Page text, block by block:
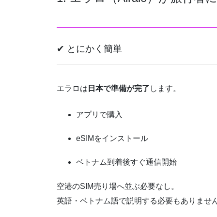
✔ とにかく簡単
エラロは 日本で準備が完了 します。
アプリで購入
eSIMをインストール
ベトナム到着後すぐ通信開始
空港のSIM売り場へ並ぶ必要なし。
英語・ベトナム語で説明する必要もありませ